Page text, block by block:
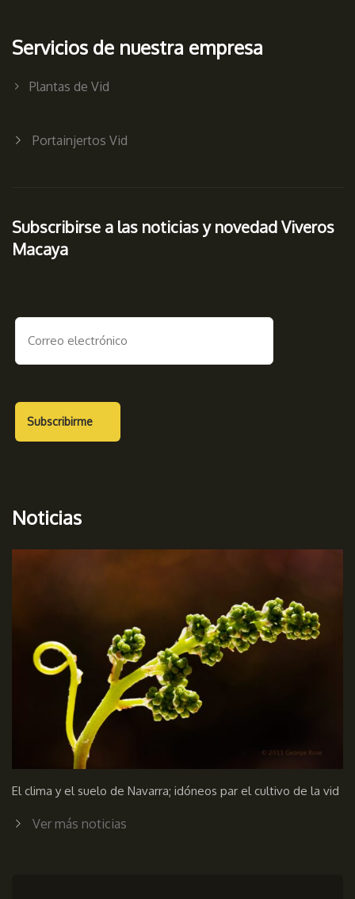
Servicios de nuestra empresa
Plantas de Vid
Portainjertos Vid
Subscribirse a las noticias y novedad Viveros
Macaya
Noticias
El clima y el suelo de Navarra; idóneos par el cultivo de la vid
Ver más noticias